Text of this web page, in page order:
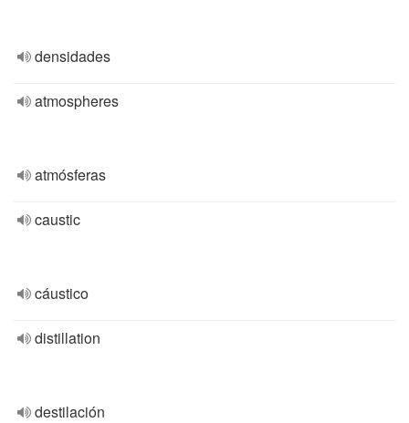
densidades
atmospheres
atmósferas
caustic
cáustico
distillation
destilación